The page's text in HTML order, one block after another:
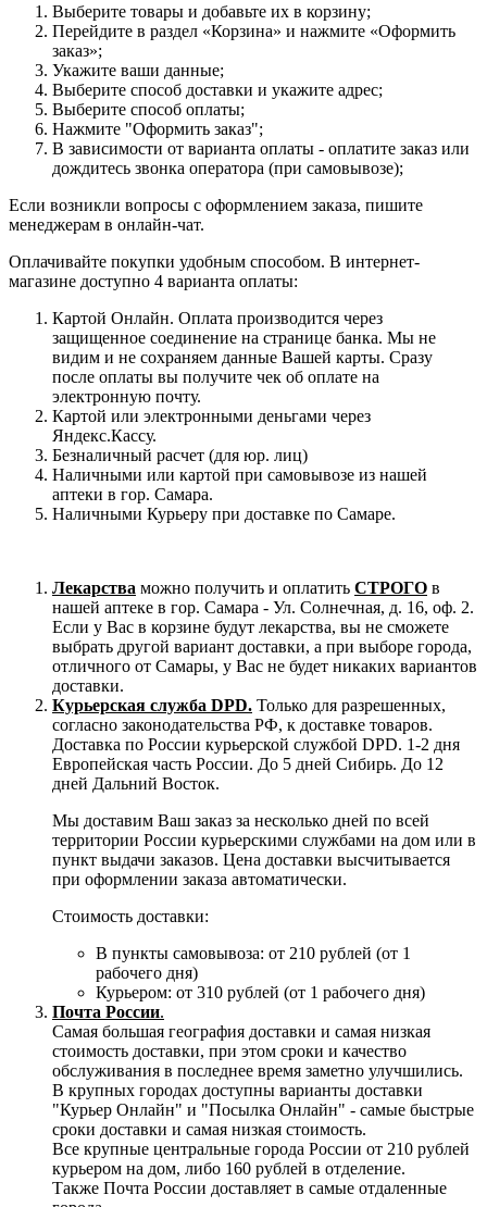
Выберите товары и добавьте их в корзину;
Перейдите в раздел «Корзина» и нажмите «Оформить
заказ»;
Укажите ваши данные;
Выберите способ доставки и укажите адрес;
Выберите способ оплаты;
Нажмите "Оформить заказ";
В зависимости от варианта оплаты - оплатите заказ или
дождитесь звонка оператора (при самовывозе);
Если возникли вопросы с оформлением заказа, пишите
менеджерам в онлайн-чат.
Оплачивайте покупки удобным способом. В интернет-
магазине доступно 4 варианта оплаты:
Картой Онлайн. Оплата производится через
защищенное соединение на странице банка. Мы не
видим и не сохраняем данные Вашей карты. Сразу
после оплаты вы получите чек об оплате на
электронную почту.
Картой или электронными деньгами через
Яндекс.Кассу.
Безналичный расчет (для юр. лиц)
Наличными или картой при самовывозе из нашей
аптеки в гор. Самара.
Наличными Курьеру при доставке по Самаре.
Лекарства можно получить и оплатить СТРОГО в
нашей аптеке в гор. Самара - Ул. Солнечная, д. 16, оф. 2.
Если у Вас в корзине будут лекарства, вы не сможете
выбрать другой вариант доставки, а при выборе города,
отличного от Самары, у Вас не будет никаких вариантов
доставки.
Курьерская служба DPD. Только для разрешенных,
согласно законодательства РФ, к доставке товаров.
Доставка по России курьерской службой DPD. 1-2 дня
Европейская часть России. До 5 дней Сибирь. До 12
дней Дальний Восток.
Мы доставим Ваш заказ за несколько дней по всей
территории России курьерскими службами на дом или в
пункт выдачи заказов. Цена доставки высчитывается
при оформлении заказа автоматически.
Стоимость доставки:
В пункты самовывоза: от 210 рублей (от 1
рабочего дня)
Курьером: от 310 рублей (от 1 рабочего дня)
Почта России.
Самая большая география доставки и самая низкая
стоимость доставки, при этом сроки и качество
обслуживания в последнее время заметно улучшились.
В крупных городах доступны варианты доставки
"Курьер Онлайн" и "Посылка Онлайн" - самые быстрые
сроки доставки и самая низкая стоимость.
Все крупные центральные города России от 210 рублей
курьером на дом, либо 160 рублей в отделение.
Также Почта России доставляет в самые отдаленные